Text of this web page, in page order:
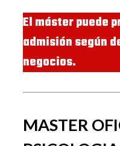
El máster puede
admisión según
negocios.
MASTER